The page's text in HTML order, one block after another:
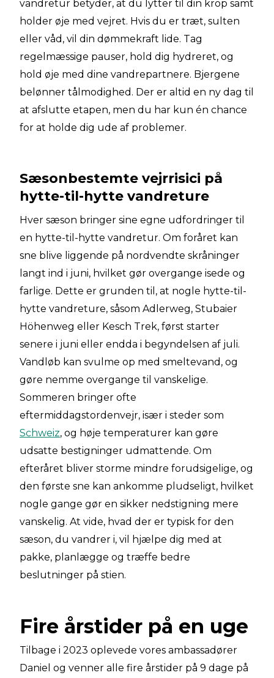
vandretur betyder, at du lytter til din krop samt
holder øje med vejret. Hvis du er træt, sulten
eller våd, vil din dømmekraft lide. Tag
regelmæssige pauser, hold dig hydreret, og
hold øje med dine vandrepartnere. Bjergene
belønner tålmodighed. Der er altid en ny dag til
at afslutte etapen, men du har kun én chance
for at holde dig ude af problemer.
Sæsonbestemte vejrrisici på
hytte-til-hytte vandreture
Hver sæson bringer sine egne udfordringer til
en hytte-til-hytte vandretur. Om foråret kan
sne blive liggende på nordvendte skråninger
langt ind i juni, hvilket gør overgange isede og
farlige. Dette er grunden til, at nogle hytte-til-
hytte vandreture, såsom Adlerweg, Stubaier
Höhenweg eller Kesch Trek, først starter
senere i juni eller endda i begyndelsen af juli.
Vandløb kan svulme op med smeltevand, og
gøre nemme overgange til vanskelige.
Sommeren bringer ofte
eftermiddagstordenvejr, især i steder som
Schweiz, og høje temperaturer kan gøre
udsatte bestigninger udmattende. Om
efteråret bliver storme mindre forudsigelige, og
den første sne kan ankomme pludseligt, hvilket
nogle gange gør en sikker nedstigning mere
vanskelig. At vide, hvad der er typisk for den
sæson, du vandrer i, vil hjælpe dig med at
pakke, planlægge og træffe bedre
beslutninger på stien.
Fire årstider på en uge
Tilbage i 2023 oplevede vores ambassadører
Daniel og venner alle fire årstider på 9 dage på